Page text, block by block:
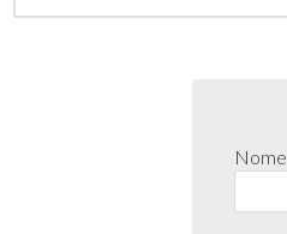
Nome